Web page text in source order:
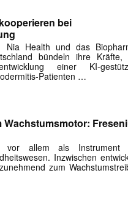
bei
Nia Health und das
bündeln ihre Kräfte,
einer KI-
Patienten …
Wachstumsmotor:
vor allem als Instrument
Inzwischen
zum